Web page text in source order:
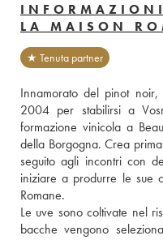
LA MAISON
★ Tenuta partner
Innamorato del pinot
2004 per stabilirsi a
formazione vinicola a
della Borgogna. Crea
seguito agli incontri con
iniziare a produrre le sue
Romane.
Le uve sono coltivate nel
bacche vengono